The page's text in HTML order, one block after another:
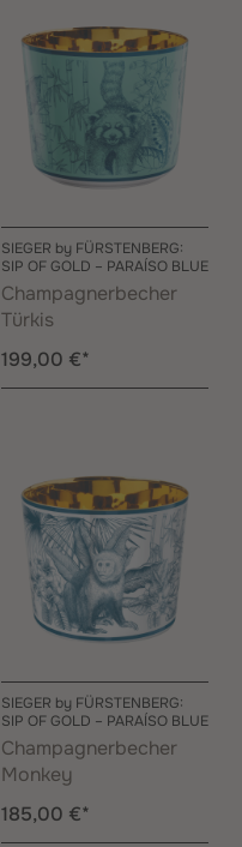
SIEGER by FÜRSTENBERG:
SIP OF GOLD – PARAÍSO BLUE
Champagnerbecher
Türkis
199,00 €*
SIEGER by FÜRSTENBERG:
SIP OF GOLD – PARAÍSO BLUE
Champagnerbecher
Monkey
185,00 €*